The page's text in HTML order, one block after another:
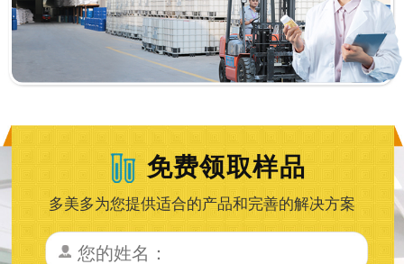
免费领取样品
多美多为您提供适合的产品和完善的解决方案